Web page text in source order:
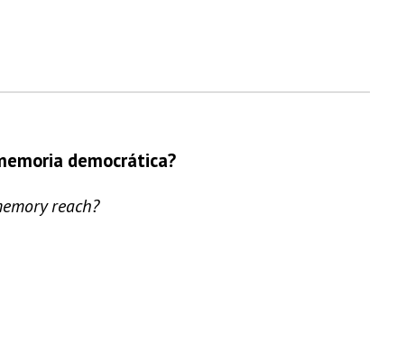
democrática?
reach?